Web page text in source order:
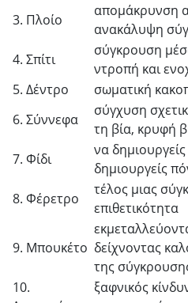
3. Πλοίο
απομάκρυνση
ανακάλυψη
4. Σπίτι
σύγκρουση
ντροπή και
5. Δέντρο
σωματική
6. Σύννεφα
σύγχυση
τη βία, κρυφή
7. Φίδι
να
δημιουργείς
8. Φέρετρο
τέλος μιας
επιθετικότητα
9. Μπουκέτο δείχνοντας
της
10.
ξαφνικός